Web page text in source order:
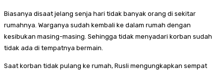
Biasanya disaat jelang senja hari tidak banyak orang di sekitar
rumahnya. Warganya sudah kembali ke dalam rumah dengan
kesibukan masing-masing. Sehingga tidak menyadari korban sudah
tidak ada di tempatnya bermain.
Saat korban tidak pulang ke rumah, Rusli mengungkapkan sempat